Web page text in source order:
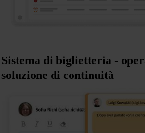
Sistema di biglietteria -
soluzione di continuità